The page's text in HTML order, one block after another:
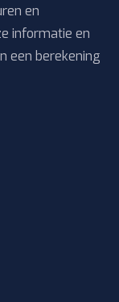
en
informatie en
een berekening